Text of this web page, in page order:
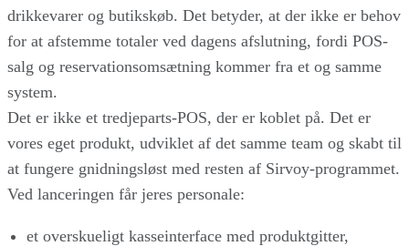
drikkevarer og butikskøb. Det betyder, at der ikke er behov
for at afstemme totaler ved dagens afslutning, fordi POS-
salg og reservationsomsætning kommer fra et og samme
system.
Det er ikke et tredjeparts-POS, der er koblet på. Det er
vores eget produkt, udviklet af det samme team og skabt til
at fungere gnidningsløst med resten af Sirvoy-programmet.
Ved lanceringen får jeres personale:
et overskueligt kasseinterface med produktgitter,